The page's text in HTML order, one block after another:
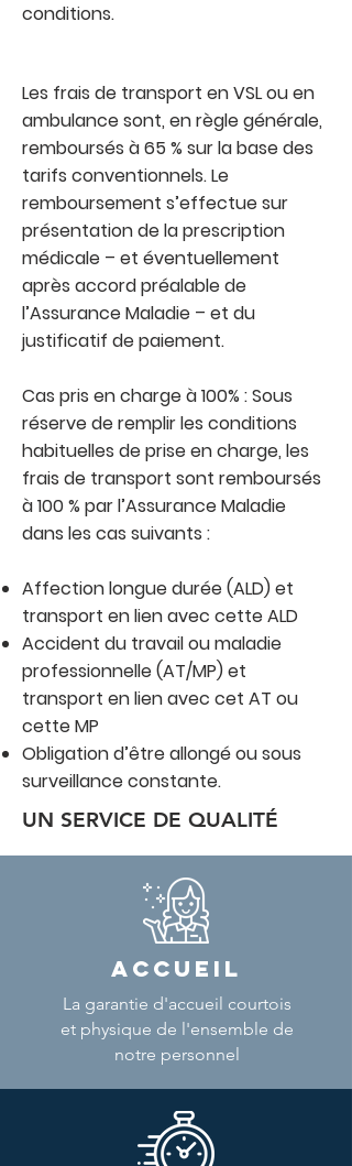
conditions.
Les frais de transport en VSL ou en
ambulance sont, en règle générale,
remboursés à 65 % sur la base des
tarifs conventionnels. Le
remboursement s’effectue sur
présentation de la prescription
médicale – et éventuellement
après accord préalable de
l’Assurance Maladie – et du
justificatif de paiement.
Cas pris en charge à 100% : Sous
réserve de remplir les conditions
habituelles de prise en charge, les
frais de transport sont remboursés
à 100 % par l’Assurance Maladie
dans les cas suivants :
Affection longue durée (ALD) et
transport en lien avec cette ALD
Accident du travail ou maladie
professionnelle (AT/MP) et
transport en lien avec cet AT ou
cette MP
Obligation d’être allongé ou sous
surveillance constante.
UN SERVICE DE QUALITÉ
ACCUEIL
La garantie d'accueil courtois
et physique de l'ensemble de
notre personnel